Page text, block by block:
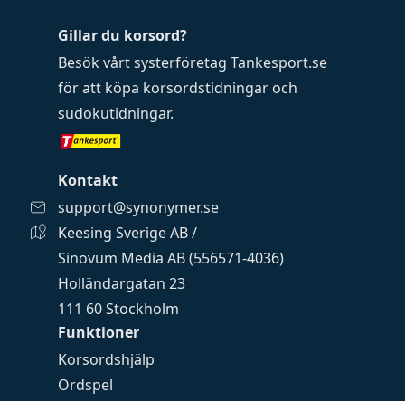
Funktioner
Korsordshjälp
Ordspel
Gillar du korsord?
Besök vårt systerföretag Tankesport.se
för att köpa korsordstidningar och
sudokutidningar.
Kontakt
support@synonymer.se
Keesing Sverige AB /
Sinovum Media AB (556571-4036)
Holländargatan 23
111 60 Stockholm